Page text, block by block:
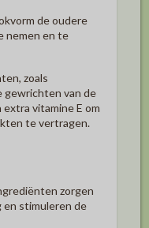
de oudere
nemen en te
zoals
gewrichten van de
vitamine E om
te vertragen.
zorgen
en stimuleren de